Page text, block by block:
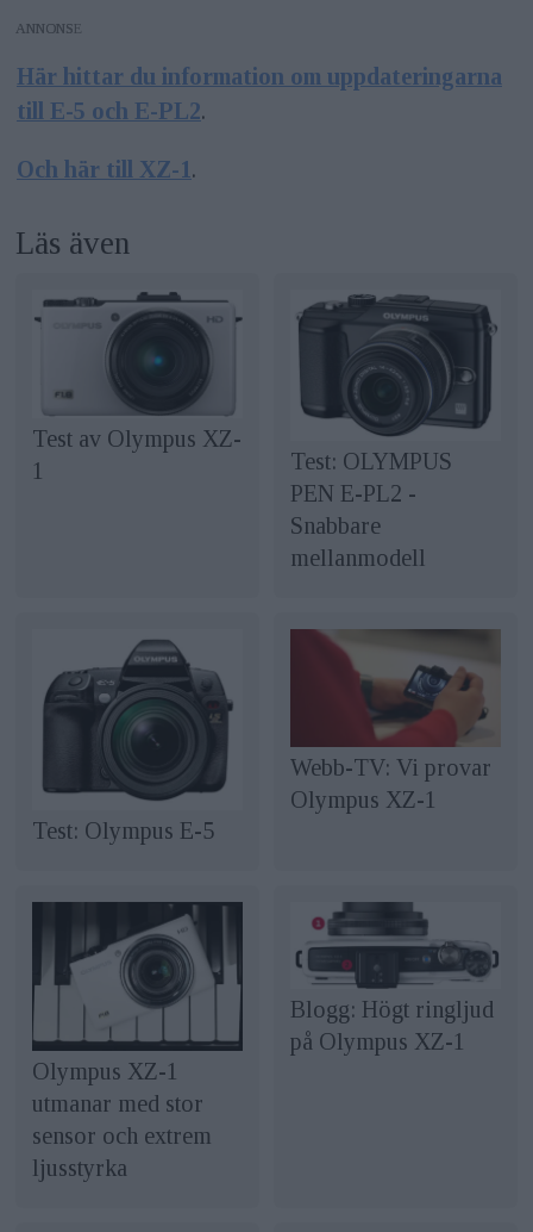
ANNONS
Här hittar du information om uppdateringarna
till E-5 och E-PL2.
Och här till XZ-1.
Läs även
Test av Olympus XZ-
1
Test: OLYMPUS
PEN E-PL2 -
Snabbare
mellanmodell
Test: Olympus E-5
Webb-TV: Vi provar
Olympus XZ-1
Olympus XZ-1
utmanar med stor
sensor och extrem
ljusstyrka
Blogg: Högt ringljud
på Olympus XZ-1